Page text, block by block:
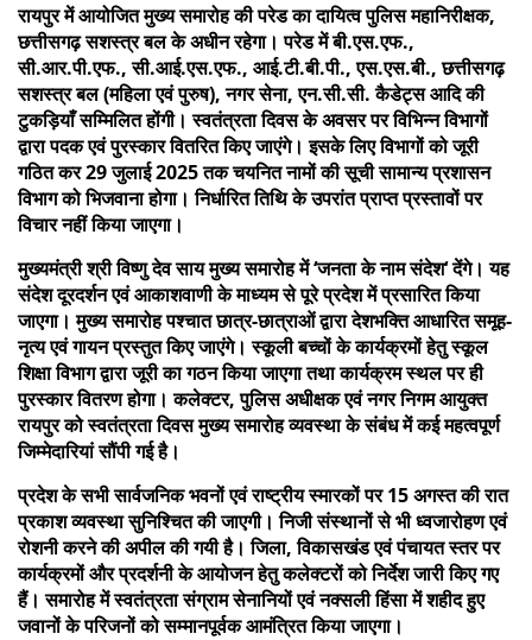
रायपुर में आयोजित मुख्य समारोह की परेड का दायित्व पुलिस महानिरीक्षक,
छत्तीसगढ़ सशस्त्र बल के अधीन रहेगा। परेड में बी.एस.एफ.,
सी.आर.पी.एफ., सी.आई.एस.एफ., आई.टी.बी.पी., एस.एस.बी., छत्तीसगढ़
सशस्त्र बल (महिला एवं पुरुष), नगर सेना, एन.सी.सी. कैडेट्स आदि की
टुकड़ियाँ सम्मिलित होंगी। स्वतंत्रता दिवस के अवसर पर विभिन्न विभागों
द्वारा पदक एवं पुरस्कार वितरित किए जाएंगे। इसके लिए विभागों को जूरी
गठित कर 29 जुलाई 2025 तक चयनित नामों की सूची सामान्य प्रशासन
विभाग को भिजवाना होगा। निर्धारित तिथि के उपरांत प्राप्त प्रस्तावों पर
विचार नहीं किया जाएगा।
मुख्यमंत्री श्री विष्णु देव साय मुख्य समारोह में ‘जनता के नाम संदेश‘ देंगे। यह
संदेश दूरदर्शन एवं आकाशवाणी के माध्यम से पूरे प्रदेश में प्रसारित किया
जाएगा। मुख्य समारोह पश्चात छात्र-छात्राओं द्वारा देशभक्ति आधारित समूह-
नृत्य एवं गायन प्रस्तुत किए जाएंगे। स्कूली बच्चों के कार्यक्रमों हेतु स्कूल
शिक्षा विभाग द्वारा जूरी का गठन किया जाएगा तथा कार्यक्रम स्थल पर ही
पुरस्कार वितरण होगा। कलेक्टर, पुलिस अधीक्षक एवं नगर निगम आयुक्त
रायपुर को स्वतंत्रता दिवस मुख्य समारोह व्यवस्था के संबंध में कई महत्वपूर्ण
जिम्मेदारियां सौंपी गई है।
प्रदेश के सभी सार्वजनिक भवनों एवं राष्ट्रीय स्मारकों पर 15 अगस्त की रात
प्रकाश व्यवस्था सुनिश्चित की जाएगी। निजी संस्थानों से भी ध्वजारोहण एवं
रोशनी करने की अपील की गयी है। जिला, विकासखंड एवं पंचायत स्तर पर
कार्यक्रमों और प्रदर्शनी के आयोजन हेतु कलेक्टरों को निर्देश जारी किए गए
हैं। समारोह में स्वतंत्रता संग्राम सेनानियों एवं नक्सली हिंसा में शहीद हुए
जवानों के परिजनों को सम्मानपूर्वक आमंत्रित किया जाएगा।